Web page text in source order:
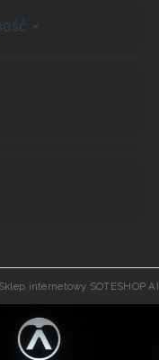
Sklep internetowy SOTESHOP AI